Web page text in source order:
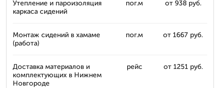
Утепление и пароизоляция
каркаса сидений
пог.м от 938 руб.
Монтаж сидений в хамаме
(работа)
пог.м от 1667 руб.
Доставка материалов и
комплектующих в Нижнем
Новгороде
рейс от 1251 руб.